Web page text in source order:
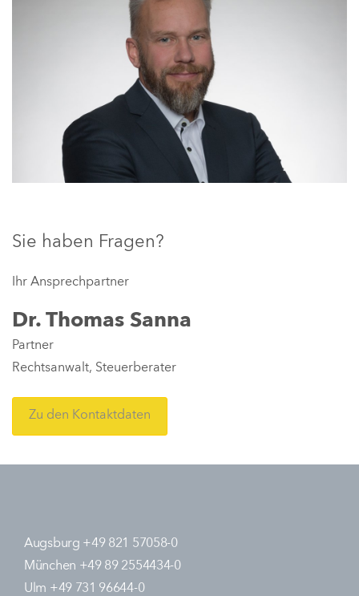
Sie haben Fragen?
Ihr Ansprechpartner
Dr. Thomas Sanna
Partner
Rechtsanwalt, Steuerberater
Zu den Kontaktdaten
Augsburg +49 821 57058-0
München +49 89 2554434-0
Ulm +49 731 96644-0